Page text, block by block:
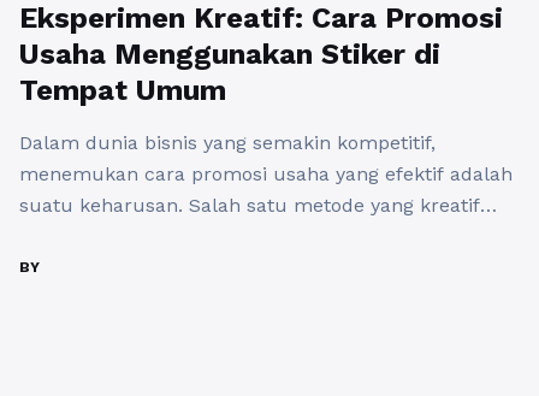
Eksperimen Kreatif: Cara Promosi
Usaha Menggunakan Stiker di
Tempat Umum
Dalam dunia bisnis yang semakin kompetitif,
menemukan cara promosi usaha yang efektif adalah
suatu keharusan. Salah satu metode yang kreatif
sebagai alat promosi. Stiker tidak hanya mudah
BY